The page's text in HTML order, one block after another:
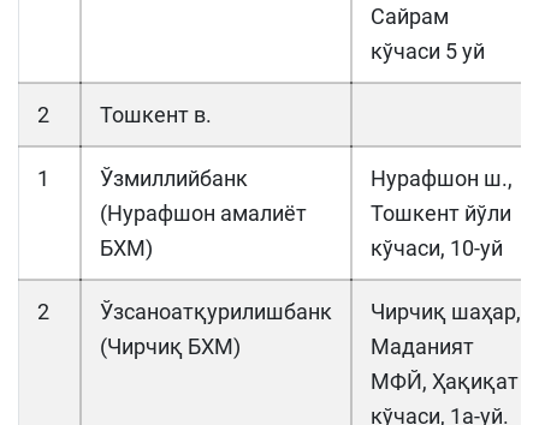
Сайрам
кўчаси 5 уй
2 Тошкент в.
1
Ўзмиллийбанк
(Нурафшон амалиёт
БХМ)
Нурафшон ш.,
Тошкент йўли
кўчаси, 10-уй
2
Ўзсаноатқурилишбанк
(Чирчиқ БХМ)
Чирчиқ шаҳар,
Маданият
МФЙ, Ҳақиқат
кўчаси, 1а-уй.